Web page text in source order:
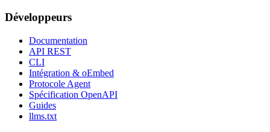
Développeurs
Documentation
API REST
CLI
Intégration & oEmbed
Protocole Agent
Spécification OpenAPI
Guides
llms.txt